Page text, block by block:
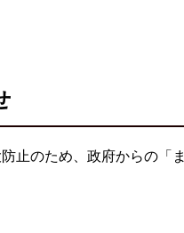
止のため、政府からの「ま